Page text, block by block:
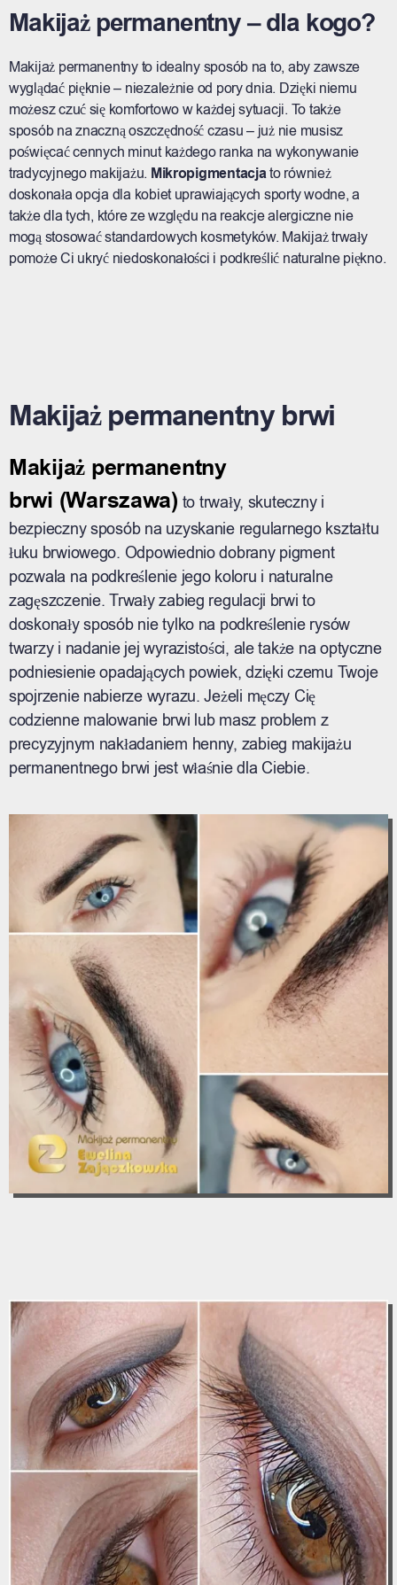
Makijaż permanentny – dla kogo?
Makijaż permanentny to idealny sposób na to, aby zawsze
wyglądać pięknie – niezależnie od pory dnia. Dzięki niemu
możesz czuć się komfortowo w każdej sytuacji. To także
sposób na znaczną oszczędność czasu – już nie musisz
poświęcać cennych minut każdego ranka na wykonywanie
tradycyjnego makijażu. Mikropigmentacjato również
doskonała opcja dla kobiet uprawiających sporty wodne, a
także dla tych, które ze względu na reakcje alergiczne nie
mogą stosować standardowych kosmetyków. Makijaż trwały
pomoże Ci ukryć niedoskonałości i podkreślić naturalne piękno.
Makijaż permanentny brwi
Makijaż permanentny
brwi (Warszawa) to trwały, skuteczny i
bezpieczny sposób na uzyskanie regularnego kształtu
łuku brwiowego. Odpowiednio dobrany pigment
pozwala na podkreślenie jego koloru i naturalne
zagęszczenie. Trwały zabieg regulacji brwi to
doskonały sposób nie tylko na podkreślenie rysów
twarzy i nadanie jej wyrazistości, ale także na optyczne
podniesienie opadających powiek, dzięki czemu Twoje
spojrzenie nabierze wyrazu. Jeżeli męczy Cię
codzienne malowanie brwi lub masz problem z
precyzyjnym nakładaniem henny, zabieg makijażu
permanentnego brwi jest właśnie dla Ciebie.